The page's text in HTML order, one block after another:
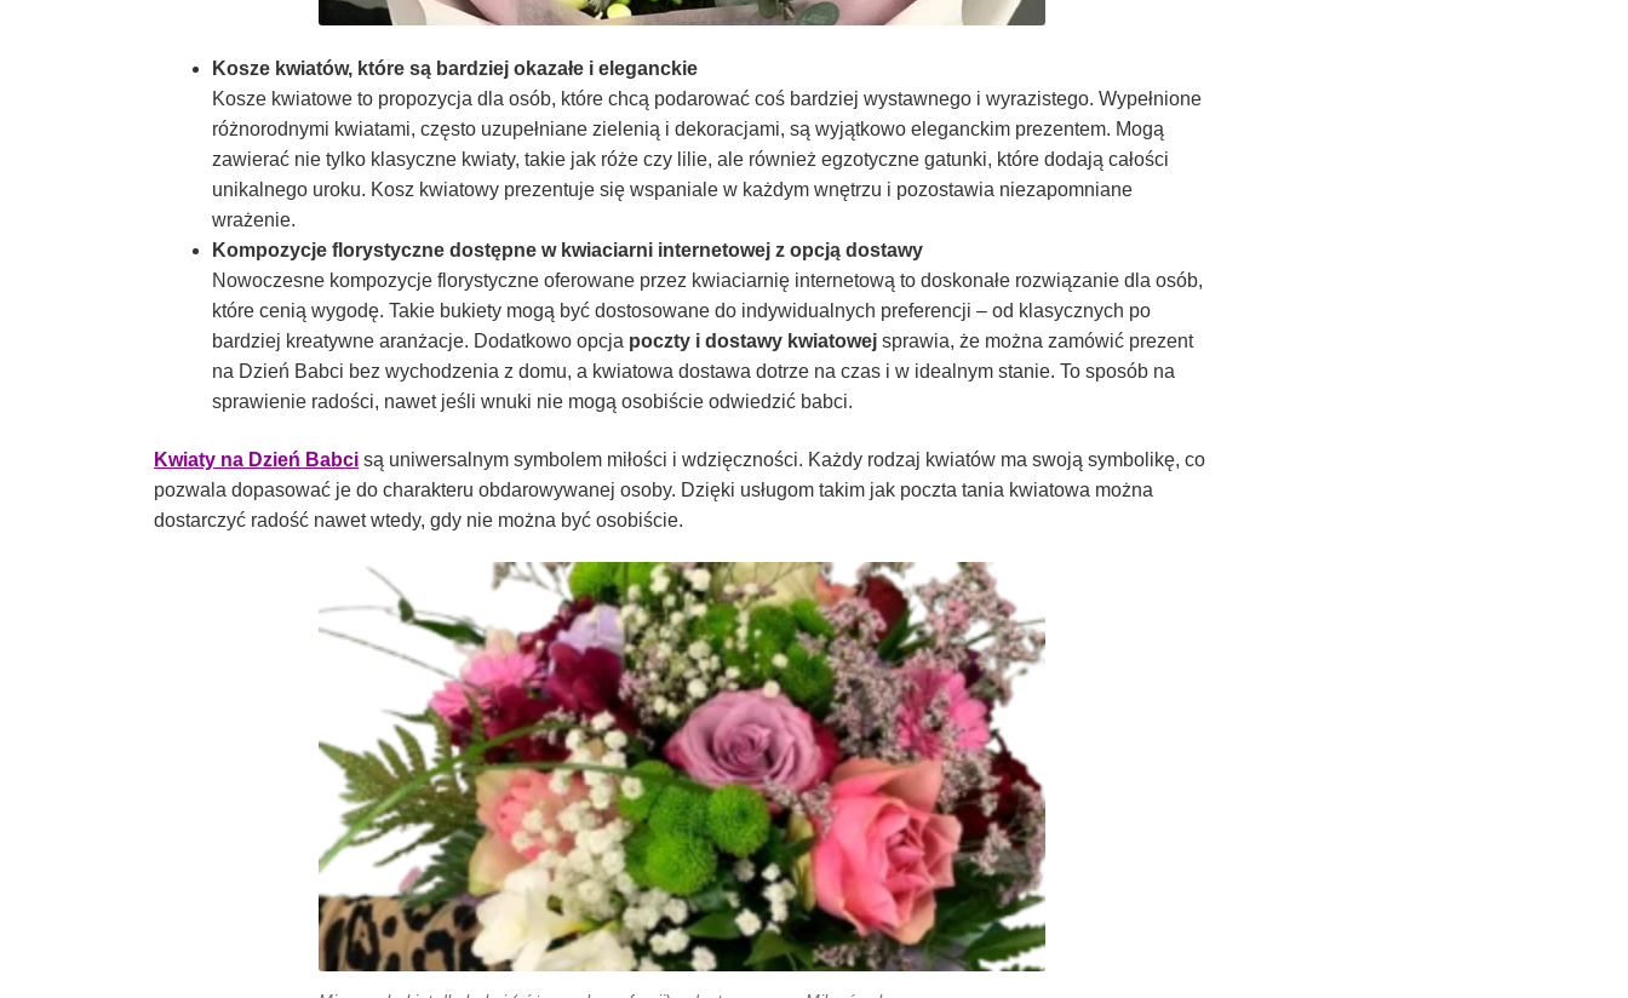
Kosze kwiatów, które są bardziej okazałe i eleganckie
Kosze kwiatowe to propozycja dla osób, które chcą podarować coś bardziej wystawnego i wyrazistego. Wypełnione
różnorodnymi kwiatami, często uzupełniane zielenią i dekoracjami, są wyjątkowo eleganckim prezentem. Mogą
zawierać nie tylko klasyczne kwiaty, takie jak róże czy lilie, ale również egzotyczne gatunki, które dodają całości
unikalnego uroku. Kosz kwiatowy prezentuje się wspaniale w każdym wnętrzu i pozostawia niezapomniane
wrażenie.
Kompozycje florystyczne dostępne w kwiaciarni internetowej z opcją dostawy
Nowoczesne kompozycje florystyczne oferowane przez kwiaciarnię internetową to doskonałe rozwiązanie dla osób,
które cenią wygodę. Takie bukiety mogą być dostosowane do indywidualnych preferencji – od klasycznych po
bardziej kreatywne aranżacje. Dodatkowo opcja poczty i dostawy kwiatowej sprawia, że można zamówić prezent
na Dzień Babci bez wychodzenia z domu, a kwiatowa dostawa dotrze na czas i w idealnym stanie. To sposób na
sprawienie radości, nawet jeśli wnuki nie mogą osobiście odwiedzić babci.
Kwiaty na Dzień Babci są uniwersalnym symbolem miłości i wdzięczności. Każdy rodzaj kwiatów ma swoją symbolikę, co
pozwala dopasować je do charakteru obdarowywanej osoby. Dzięki usługom takim jak poczta tania kwiatowa można
dostarczyć radość nawet wtedy, gdy nie można być osobiście.